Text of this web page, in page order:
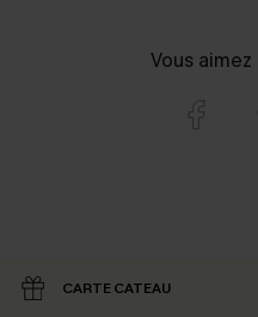
Vous
CARTE CATEAU